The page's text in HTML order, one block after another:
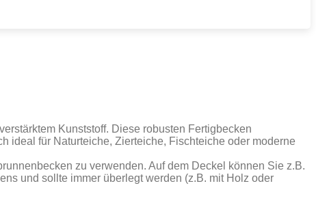
Kunststoff. Diese robusten Fertigbecken
ideal für Naturteiche, Zierteiche, Fischteiche oder moderne
zu verwenden. Auf dem Deckel können Sie z.B.
und sollte immer überlegt werden (z.B. mit Holz oder